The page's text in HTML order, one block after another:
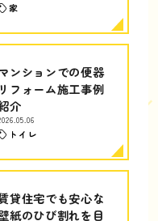
家
ンションでの便器
リフォーム施工事例
介
トイレ
貸住宅でも安心な
紙のひび割れを目